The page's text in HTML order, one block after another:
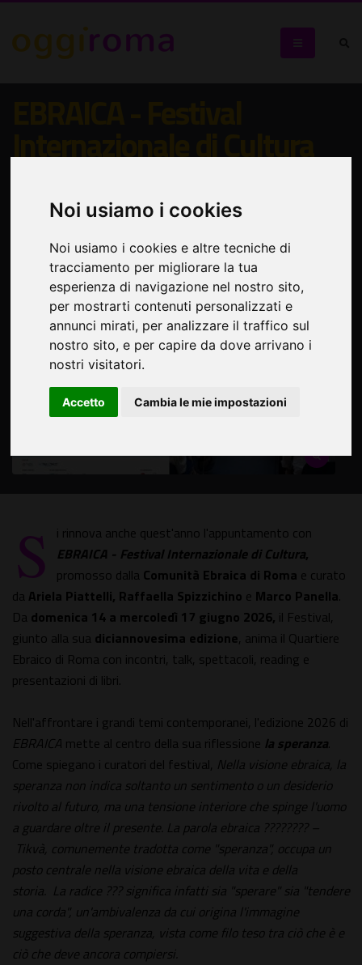
Noi usiamo i cookies
Noi usiamo i cookies e altre tecniche di
tracciamento per migliorare la tua
esperienza di navigazione nel nostro sito,
per mostrarti contenuti personalizzati e
annunci mirati, per analizzare il traffico sul
nostro sito, e per capire da dove arrivano i
nostri visitatori.
Accetto Cambia le mie impostazioni
Internazionale di Cultura
reading e presentazioni di libri
S
i rinnova anche quest'anno l'appuntamento con
EBRAICA - Festival Internazionale di Cultura,
promosso dalla Comunità Ebraica di Roma e curato
da Ariela Piattelli, Raffaella Spizzichino e Marco Panella.
Da domenica 14 a mercoledì 17 giugno 2026, il Festival,
giunto alla sua diciannovesima edizione, anima il Quartiere
Ebraico di Roma con incontri, talk, spettacoli, reading e
presentazioni di libri.
Nell'affrontare i grandi temi contemporanei, l'edizione 2026 di
EBRAICA mette al centro della sua riflessione la speranza.
Come spiegano i curatori del festival, Nella visione ebraica, la
speranza non indica soltanto un sentimento o un desiderio
rivolto al futuro, ma una tensione interiore che spinge l'uomo
a guardare oltre il presente. La parola ebraica ???????? –
Tikvà, comunemente tradotta come "speranza", occupa un
posto centrale nella visione ebraica della vita e della
storia. La radice ??? significa infatti sia "sperare" sia "tendere
una corda", un'ambivalenza da cui origina l'immagine
suggestiva della speranza, vista come filo teso tra ciò che è e
ciò che deve ancora compiersi.